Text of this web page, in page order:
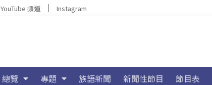
YouTube 頻道 Instagram
總覽 專題 族語新聞 新聞性節目 節目表